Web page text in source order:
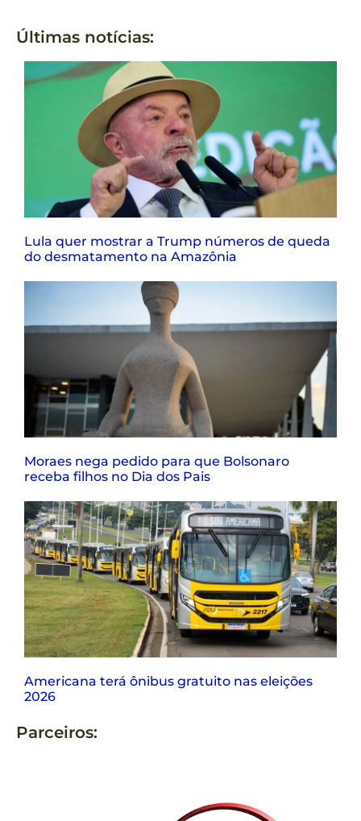
Últimas notícias:
Lula quer mostrar a Trump números de queda
do desmatamento na Amazônia
Moraes nega pedido para que Bolsonaro
receba filhos no Dia dos Pais
Americana terá ônibus gratuito nas eleições
2026
Parceiros: